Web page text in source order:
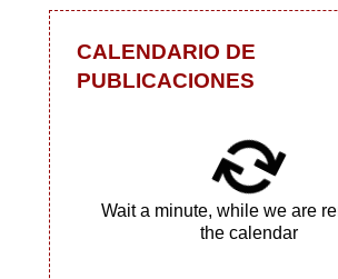
CALENDARIO DE
PUBLICACIONES
Wait a minute, while we are
the calendar